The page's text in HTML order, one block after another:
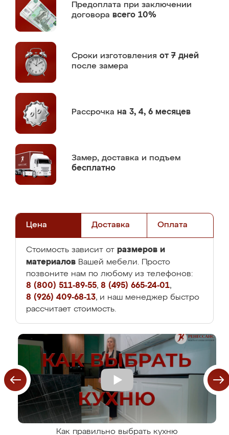
Предоплата при заключении
договора всего 10%
Сроки изготовления от 7 дней
после замера
Рассрочка на 3, 4, 6 месяцев
Замер, доставка и подъем
бесплатно
Цена Доставка Оплата
Стоимость зависит от размеров и
материалов Вашей мебели. Просто
позвоните нам по любому из телефонов:
8 (800) 511-89-55, 8 (495) 665-24-01,
8 (926) 409-68-13, и наш менеджер быстро
рассчитает стоимость.
Как правильно выбрать кухню